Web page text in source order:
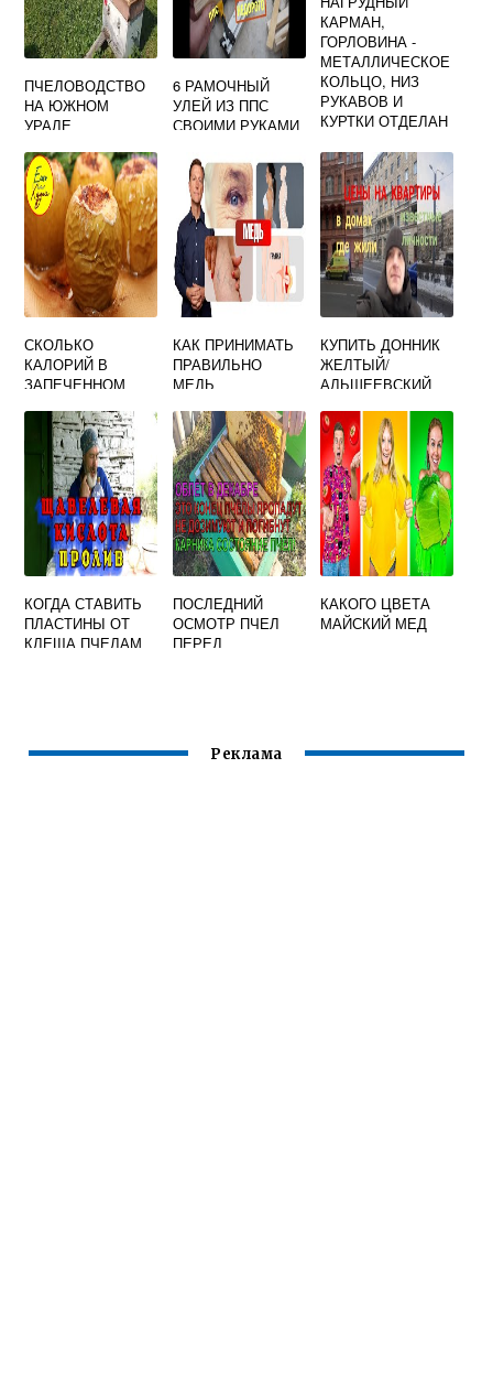
ПЧЕЛОВОДСТВО
НА ЮЖНОМ
УРАЛЕ
6 РАМОЧНЫЙ
УЛЕЙ ИЗ ППС
СВОИМИ РУКАМИ
КАРМАН,
ГОРЛОВИНА -
МЕТАЛЛИЧЕСКОЕ
КОЛЬЦО, НИЗ
РУКАВОВ И
КУРТКИ ОТДЕЛАН
БРЮКИ: ДВА
КАРМАНА, НИЗ
БРЮК ОТДЕЛАН
РЕЗИНКОЙ.
СКОЛЬКО
КАЛОРИЙ В
ЗАПЕЧЕННОМ
МЕДОМ И
ТВОРОГОМ
КАК ПРИНИМАТЬ
ПРАВИЛЬНО
МЕДЬ
КУПИТЬ ДОННИК
ЖЕЛТЫЙ/
АЛЬШЕЕВСКИЙ
КОГДА СТАВИТЬ
ПЛАСТИНЫ ОТ
КЛЕЩА ПЧЕЛАМ
ПОСЛЕДНИЙ
ОСМОТР ПЧЕЛ
ПЕРЕД
КАКОГО ЦВЕТА
МАЙСКИЙ МЕД
Реклама